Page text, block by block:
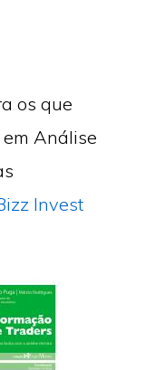
os que
Análise
Invest